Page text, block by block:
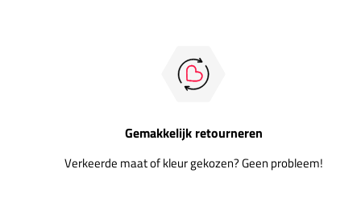
Gemakkelijk retourneren
Verkeerde maat of kleur gekozen? Geen probleem!